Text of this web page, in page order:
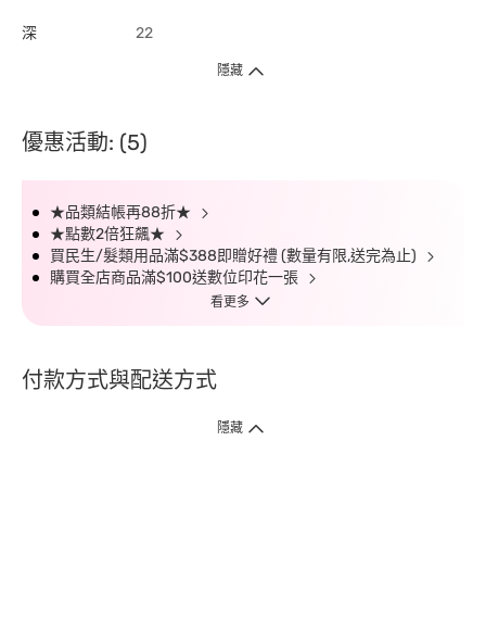
深 22
隱藏
優惠活動: (5)
★品類結帳再88折★
★點數2倍狂飆★
買民生/髮類用品滿$388即贈好禮 (數量有限,送完為止)
購買全店商品滿$100送數位印花一張
看更多
付款方式與配送方式
隱藏